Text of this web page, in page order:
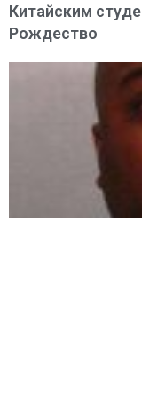
Китайским
Рождество